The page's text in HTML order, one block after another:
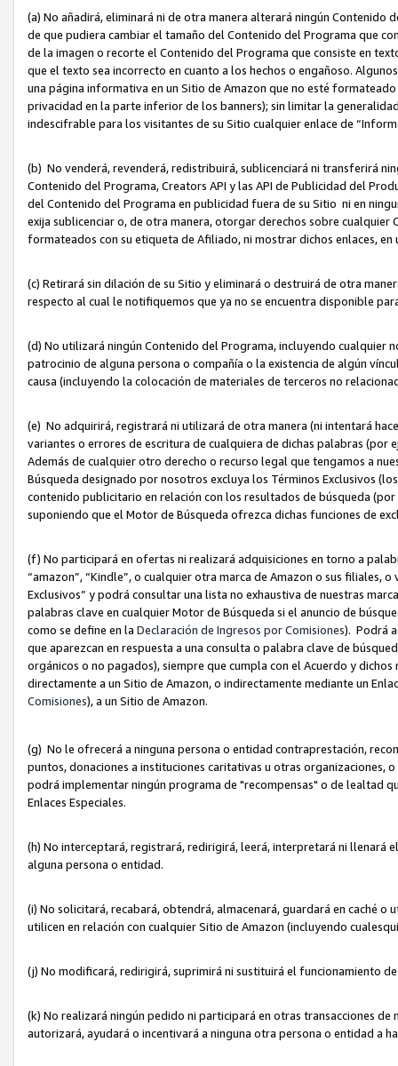
(a) No añadirá, eliminará ni de otra manera alterará ningún
de que pudiera cambiar el tamaño del Contenido del Programa que
de la imagen o recorte el Contenido del Programa que consiste en
que el texto sea incorrecto en cuanto a los hechos o engañoso.
una página informativa en un Sitio de Amazon que no esté
privacidad en la parte inferior de los banners); sin limitar la
indescifrable para los visitantes de su Sitio cualquier enlace de
(b) No venderá, revenderá, redistribuirá, sublicenciará ni transferirá
Contenido del Programa, Creators API y las API de Publicidad del
del Contenido del Programa en publicidad fuera de su Sitio ni en
exija sublicenciar o, de otra manera, otorgar derechos sobre
formateados con su etiqueta de Afiliado, ni mostrar dichos enlaces,
(c) Retirará sin dilación de su Sitio y eliminará o destruirá de otra
respecto al cual le notifiquemos que ya no se encuentra disponible
(d) No utilizará ningún Contenido del Programa, incluyendo cualquier
patrocinio de alguna persona o compañía o la existencia de algún
causa (incluyendo la colocación de materiales de terceros no
(e) No adquirirá, registrará ni utilizará de otra manera (ni intentará
variantes o errores de escritura de cualquiera de dichas palabras (por
Además de cualquier otro derecho o recurso legal que tengamos a
Búsqueda designado por nosotros excluya los Términos Exclusivos
contenido publicitario en relación con los resultados de búsqueda
suponiendo que el Motor de Búsqueda ofrezca dichas funciones de
(f) No participará en ofertas ni realizará adquisiciones en torno a
“amazon”, “Kindle”, o cualquier otra marca de Amazon o sus filiales,
Exclusivos” y podrá consultar una lista no exhaustiva de nuestras
palabras clave en cualquier Motor de Búsqueda si el anuncio de
como se define en la Declaración de Ingresos por Comisiones). Podrá
que aparezcan en respuesta a una consulta o palabra clave de
orgánicos o no pagados), siempre que cumpla con el Acuerdo y
directamente a un Sitio de Amazon, o indirectamente mediante un
Comisiones), a un Sitio de Amazon.
(g) No le ofrecerá a ninguna persona o entidad contraprestación,
puntos, donaciones a instituciones caritativas u otras organizaciones,
podrá implementar ningún programa de "recompensas" o de lealtad
Enlaces Especiales.
(h) No interceptará, registrará, redirigirá, leerá, interpretará ni
alguna persona o entidad.
(i) No solicitará, recabará, obtendrá, almacenará, guardará en caché
utilicen en relación con cualquier Sitio de Amazon (incluyendo
(j) No modificará, redirigirá, suprimirá ni sustituirá el funcionamiento
(k) No realizará ningún pedido ni participará en otras transacciones
autorizará, ayudará o incentivará a ninguna otra persona o entidad a